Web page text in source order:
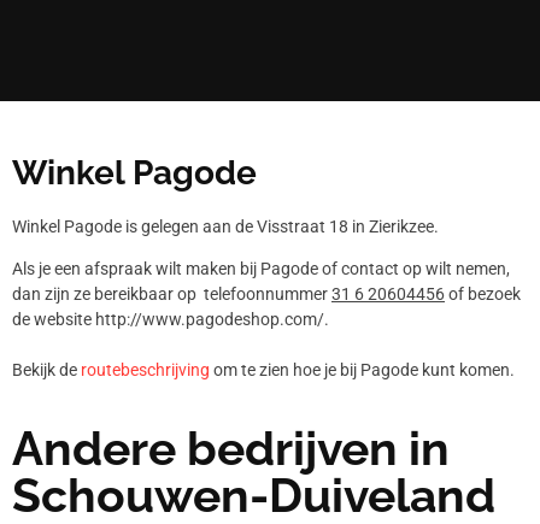
Winkel Pagode
Winkel Pagode is gelegen aan de Visstraat 18 in Zierikzee.
Als je een afspraak wilt maken bij Pagode of contact op wilt nemen,
dan zijn ze bereikbaar op telefoonnummer31 6 20604456of bezoek
de website http://www.pagodeshop.com/.
Bekijk de routebeschrijving om te zien hoe je bij Pagode kunt komen.
Andere bedrijven in
Schouwen-Duiveland